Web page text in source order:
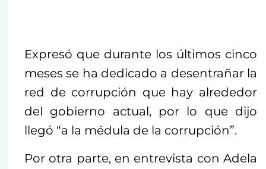
Expresó que durante los últimos cinco
meses se ha dedicado a desentrañar la
red de corrupción que hay alrededor
del gobierno actual, por lo que dijo
llegó “a la médula de la corrupción”.
Por otra parte, en entrevista con Adela